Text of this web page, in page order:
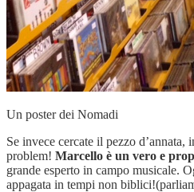
Un poster dei Nomadi
Se invece cercate il pezzo
problem! Marcello è un vero e
grande esperto in campo musicale.
appagata in tempi non